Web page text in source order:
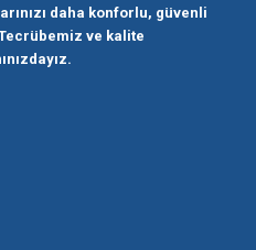
daha konforlu, güvenli
ve kalite